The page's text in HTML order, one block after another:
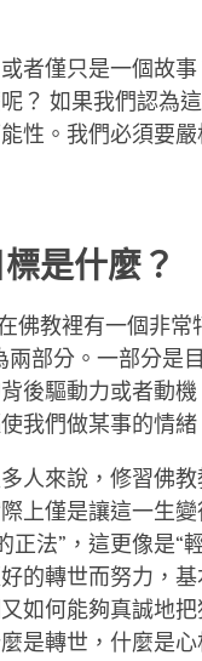
者僅只是一個故
？ 如果我們認為
性。我們必須要
是什麼？
佛教裡有一個非
兩部分。一部分
後驅動力或者動
我們做某事的情緒
人來說，修習佛
上僅是讓這一生
正法”，這更像是“
的轉世而努力，
如何能夠真誠地
是轉世，什麼是